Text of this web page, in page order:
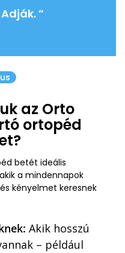
”
az Orto
ortopéd
betét ideális
a mindennapok
kényelmet keresnek
Akik hosszú
– például